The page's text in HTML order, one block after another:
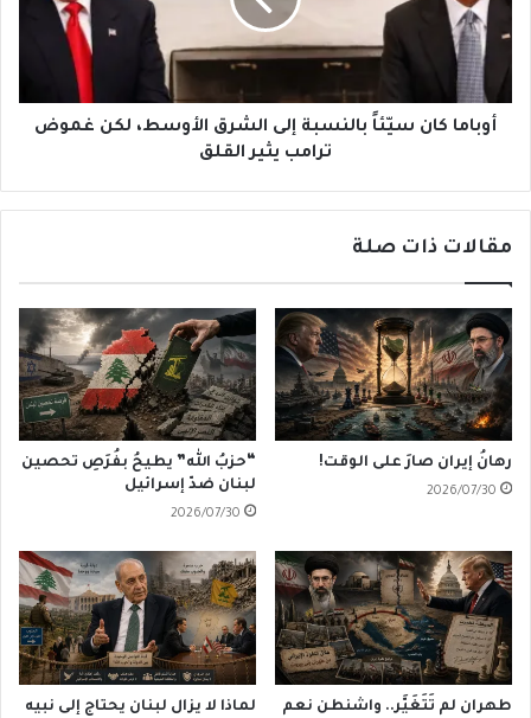
الشرق
الأوسط،
لكن
غموض
ترامب
أوباما كان سيّئاً بالنسبة إلى الشرق الأوسط، لكن غموض
ترامب يثير القلق
مقالات ذات صلة
رهانُ إيران صارَ على الوقت!
2026/07/30
“حزبُ الله” يطيحُ بفُرَصِ تحصين
لبنان ضدّ إسرائيل
2026/07/30
طهران لم تَتَغَيَّر.. واشنطن نعم
لماذا لا يزال لبنان يحتاج إلى نبيه